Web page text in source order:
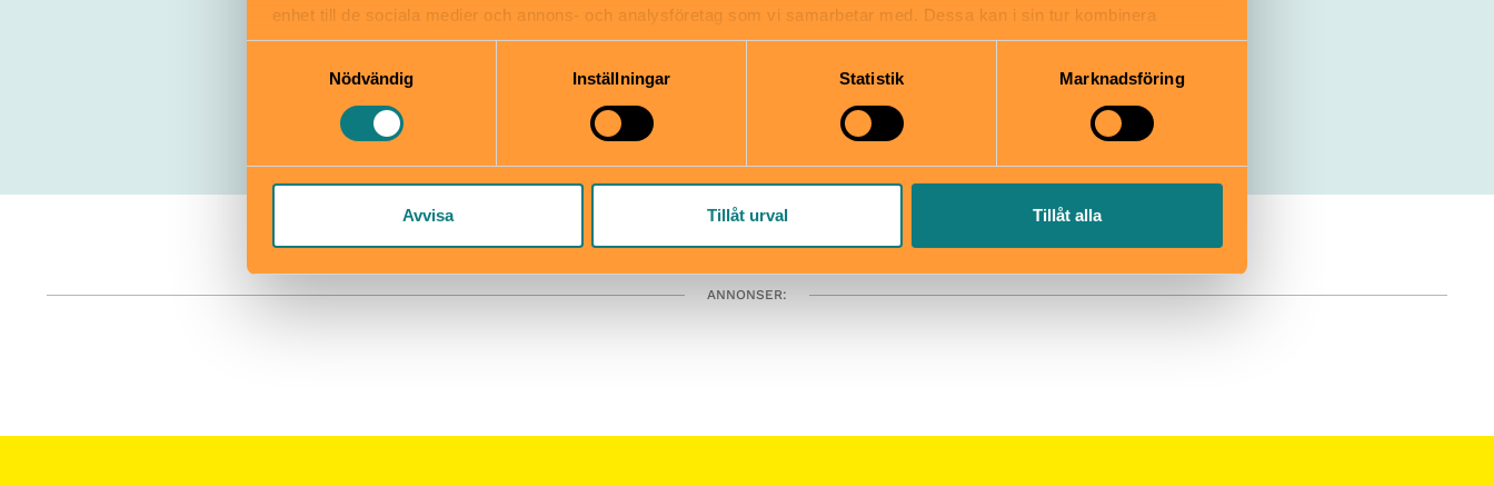
enhet till de sociala medier och annons- och analysföretag som vi samarbetar med. Dessa kan i sin tur kombinera
informationen med annan information som du har tillhandahållit eller som de har samlat in när du har använt deras tjänster.
Nödvändig
Inställningar Statistik Marknadsföring
Avvisa Tillåt urval Tillåt alla
3–12 år
ANNONSER: